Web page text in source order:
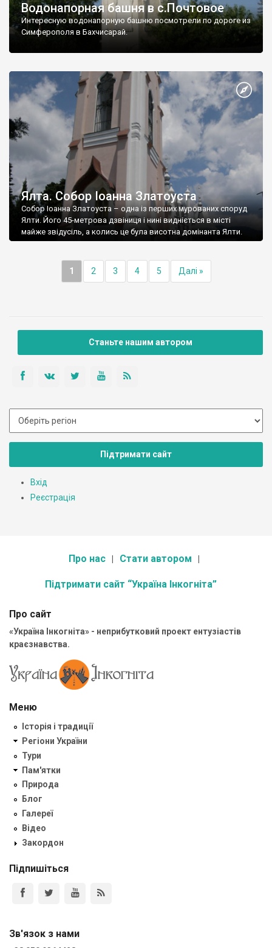
Водонапорная башня в с.Почтовое
Интересную водонапорную башню посмотрели по дороге из
Симферополя в Бахчисарай.
Ялта. Собор Іоанна Златоуста
Собор Іоанна Златоуста – одна із перших мурованих споруд
Ялти. Його 45-метрова дзвіниця і нині видніється в місті
майже звідусіль, а колись це була висотна домінанта Ялти.
1 2 3 4 5 Далі »
Станьте нашим автором
Підтримати сайт
Вхід
Реєстрація
Про нас Стати автором
Підтримати сайт “Україна Інкогніта”
Про сайт
«Україна Інкогніта» - неприбутковий проект ентузіастів
краєзнавства.
Меню
Історія і традиції
Регіони України
Тури
Пам'ятки
Природа
Блог
Галереї
Відео
Закордон
Підпишіться
Зв'язок з нами